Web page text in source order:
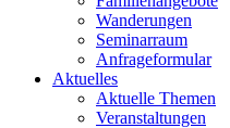
Wanderungen
Seminarraum
Anfrageformular
Aktuelles
Aktuelle Themen
Veranstaltungen